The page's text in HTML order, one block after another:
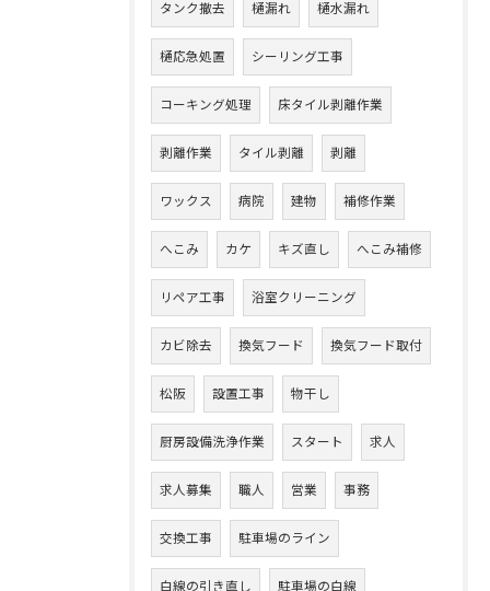
タンク撤去 樋漏れ 樋水漏れ
樋応急処置 シーリング工事
コーキング処理 床タイル剥離作業
剥離作業 タイル剥離 剥離
ワックス 病院 建物 補修作業
へこみ カケ キズ直し へこみ補修
リペア工事 浴室クリーニング
カビ除去 換気フード 換気フード取付
松阪 設置工事 物干し
厨房設備洗浄作業 スタート 求人
求人募集 職人 営業 事務
交換工事 駐車場のライン
白線の引き直し 駐車場の白線